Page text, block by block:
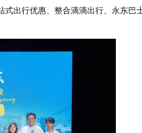
出行优惠、整合滴滴出行、永东巴